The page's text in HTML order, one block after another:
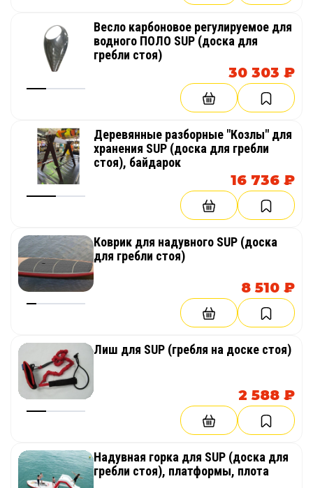
Весло карбоновое регулируемое для
водного ПОЛО SUP (доска для
гребли стоя)
30 303 ₽
Деревянные разборные "Козлы" для
хранения SUP (доска для гребли
стоя), байдарок
16 736 ₽
Коврик для надувного SUP (доска
для гребли стоя)
8 510 ₽
Лиш для SUP (гребля на доске стоя)
2 588 ₽
Надувная горка для SUP (доска для
гребли стоя), платформы, плота